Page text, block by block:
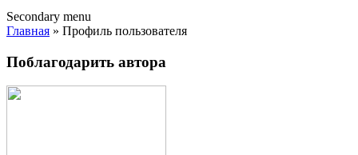
Secondary menu
Главная » Профиль пользователя
Поблагодарить автора